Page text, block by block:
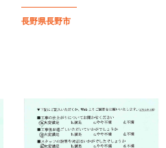
長野県長野市